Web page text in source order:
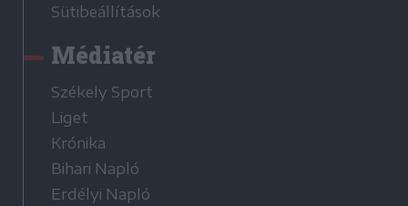
Sütibeállítások
Médiatér
Székely Sport
Liget
Krónika
Bihari Napló
Erdélyi Napló